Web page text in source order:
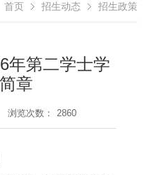
首页 招生动态 招生政策
年第二学士学
章
浏览次数： 2860